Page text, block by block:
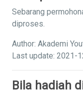
Sebarang
diproses.
Author: Akademi
Last update: 2021-
Bila hadiah